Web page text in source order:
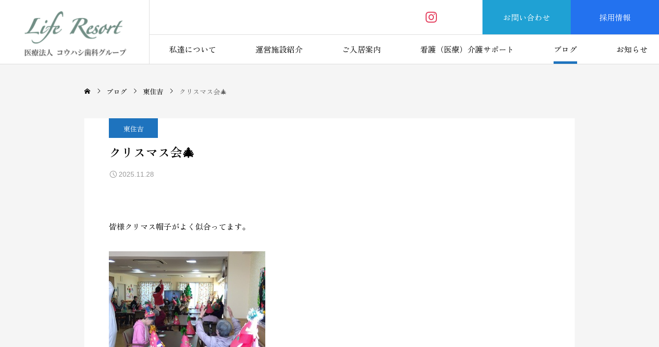
お問い合わせ 採用情報
私達について 運営施設紹介 ご入居案内 看護（医療）介護サポート ブログ お知らせ
ブログ 東住吉 クリスマス会🎄
東住吉
クリスマス会🎄
2025.11.28
皆様クリマス帽子がよく似合ってます。